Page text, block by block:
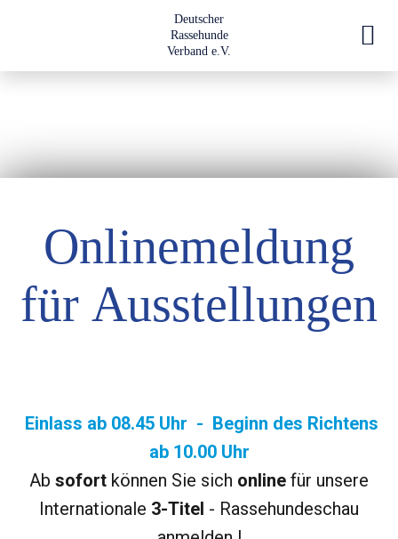
Deutscher
Rassehunde
Verband e.V.
Onlinemeldung
für Ausstellungen
Einlass ab 08.45 Uhr - Beginn des Richtens
ab 10.00 Uhr
Ab sofort können Sie sich online für unsere
Internationale 3-Titel - Rassehundeschau